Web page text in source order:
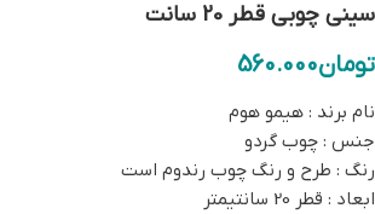
سینی چوبی قطر 20 سانت
تومان560.000
نام برند : هیمو هوم
جنس : چوب گردو
رنگ : طرح و رنگ چوب رندوم است
ابعاد : قطر 20 سانتیمتر